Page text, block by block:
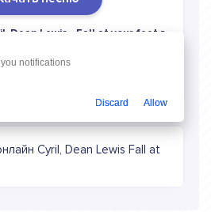
Dean Lewis - Fall at your feet в
320 кбитс) бесплатно или
в режиме онлайн
Cyril, Dean Lewis Fall at
notifications
Discard Allow